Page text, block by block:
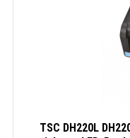
TSC DH220L